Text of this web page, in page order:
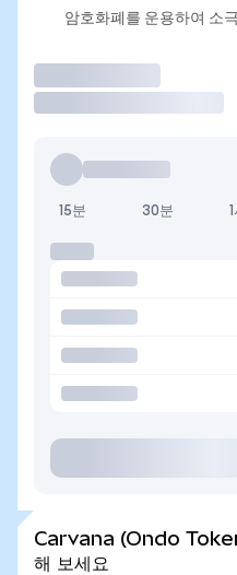
암호화폐를 운용하여 소
15분 30분
Carvana (Ondo
해 보세요